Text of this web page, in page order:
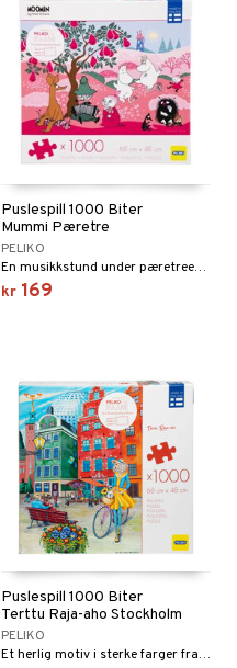
Puslespill 1000 Biter
Mummi Pæretre
PELIKO
En musikkstund under pæretreet med Mummitrollet.
kr 169
Puslespill 1000 Biter
Terttu Raja-aho Stockholm
PELIKO
Et herlig motiv i sterke farger fra Stockholm.